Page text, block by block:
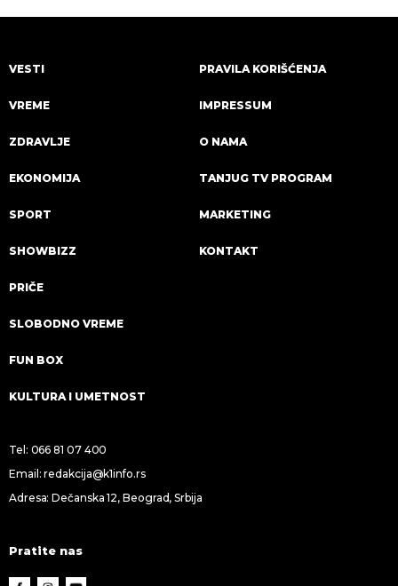
VESTI
VREME
ZDRAVLJE
EKONOMIJA
SPORT
SHOWBIZZ
PRIČE
SLOBODNO VREME
FUN BOX
KULTURA I UMETNOST
PRAVILA KORIŠĆENJA
IMPRESSUM
O NAMA
TANJUG TV PROGRAM
MARKETING
KONTAKT
Tel: 066 81 07 400
Email:redakcija@k1info.rs
Adresa: Dečanska 12, Beograd, Srbija
Pratite nas